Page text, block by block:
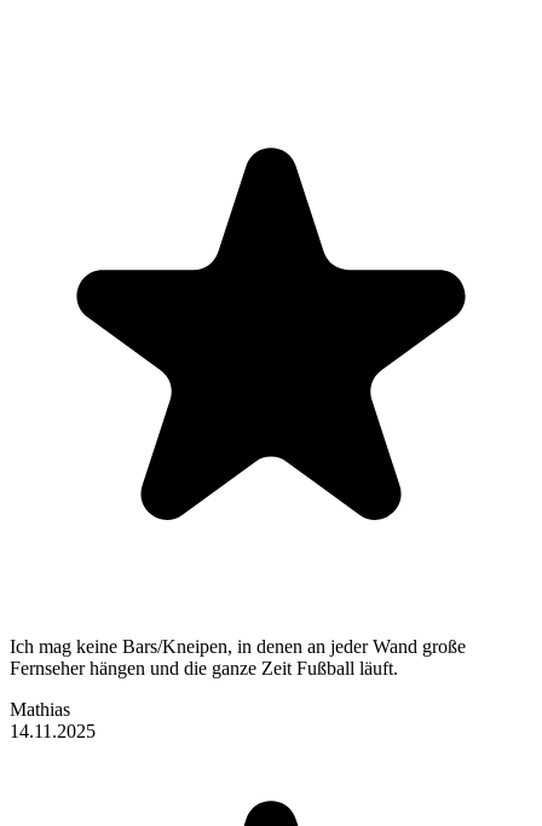
Ich mag keine Bars/Kneipen, in denen an jeder Wand große
Fernseher hängen und die ganze Zeit Fußball läuft.
Mathias
14.11.2025